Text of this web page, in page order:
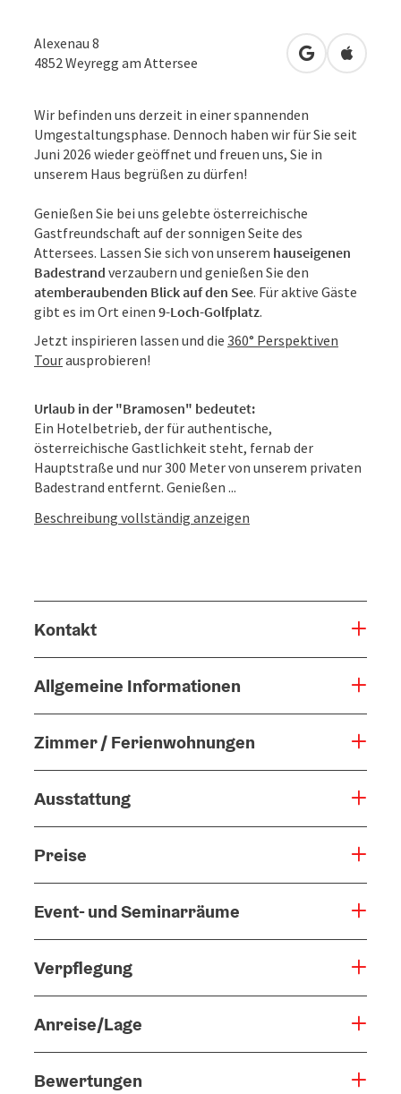
Alexenau 8
4852Weyregg am Attersee in Google
in
Wir befinden uns derzeit in einer spannenden
Umgestaltungsphase. Dennoch haben wir für Sie seit
Juni 2026 wieder geöffnet und freuen uns, Sie in
unserem Haus begrüßen zu dürfen!
Genießen Sie bei uns gelebte österreichische
Gastfreundschaft auf der sonnigen Seite des
Attersees. Lassen Sie sich von unserem hauseigenen
Badestrand verzaubern und genießen Sie den
atemberaubenden Blick auf den See. Für aktive Gäste
gibt es im Ort einen 9-Loch-Golfplatz.
Jetzt inspirieren lassen und die 360° Perspektiven
Tourausprobieren!
Urlaub in der "Bramosen" bedeutet:
Ein Hotelbetrieb, der für authentische,
österreichische Gastlichkeit steht, fernab der
Hauptstraße und nur 300 Meter von unserem privaten
Badestrand entfernt. Genießen ...
Beschreibung vollständig anzeigen
Kontakt
Allgemeine Informationen
Zimmer / Ferienwohnungen
Ausstattung
Preise
Event- und Seminarräume
Verpflegung
Anreise/Lage
Bewertungen